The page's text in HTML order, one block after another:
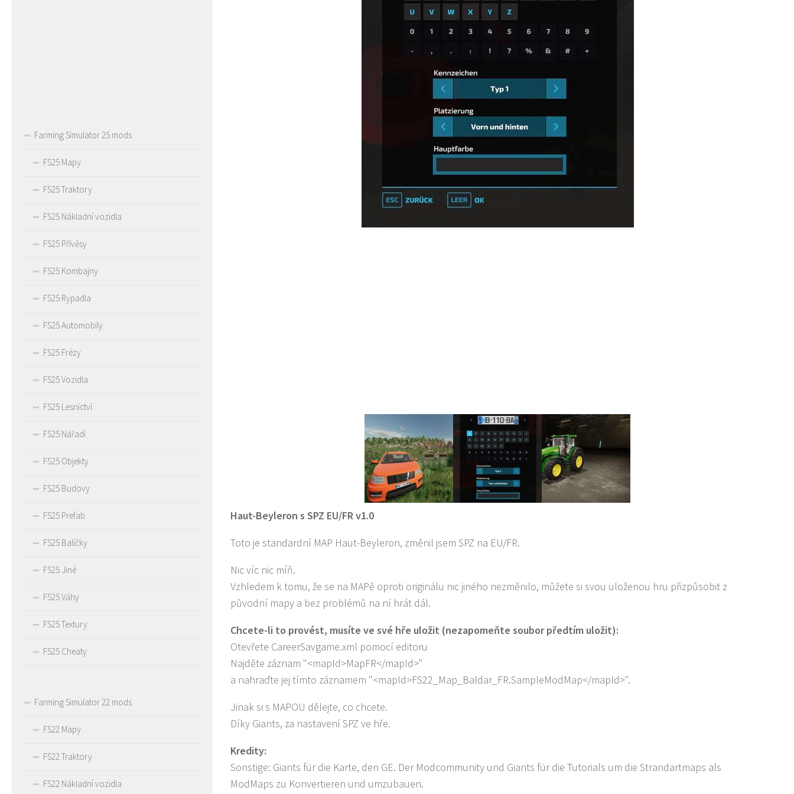
Haut-Beyleron s SPZ EU/FR v1.0
Toto je standardní MAP Haut-Beyleron, změnil jsem SPZ na EU/FR.
Nic víc nic míň.
Vzhledem k tomu, že se na MAPě oproti originálu nic jiného nezměnilo, můžete si svou uloženou hru přizpůsobit z
původní mapy a bez problémů na ní hrát dál.
Chcete-li to provést, musíte ve své hře uložit (nezapomeňte soubor předtím uložit):
Otevřete CareerSavgame.xml pomocí editoru
Najděte záznam "<mapId>MapFR</mapId>"
a nahraďte jej tímto záznamem "<mapId>FS22_Map_Baldar_FR.SampleModMap</mapId>".
Jinak si s MAPOU dělejte, co chcete.
Díky Giants, za nastavení SPZ ve hře.
Kredity:
Sonstige: Giants für die Karte, den GE. Der Modcommunity und Giants für die Tutorials um die Strandartmaps als
ModMaps zu Konvertieren und umzubauen.
Farming Simulator 25 mods
FS25 Mapy
FS25 Traktory
FS25 Nákladní vozidla
FS25 Přívěsy
FS25 Kombajny
FS25 Rypadla
FS25 Automobily
FS25 Frézy
FS25 Vozidla
FS25 Lesnictví
FS25 Nářadí
FS25 Objekty
FS25 Budovy
FS25 Prefab
FS25 Balíčky
FS25 Jiné
FS25 Váhy
FS25 Textury
FS25 Cheaty
Farming Simulator 22 mods
FS22 Mapy
FS22 Traktory
FS22 Nákladní vozidla